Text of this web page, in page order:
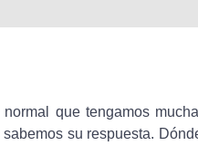
que tengamos
su respuesta.